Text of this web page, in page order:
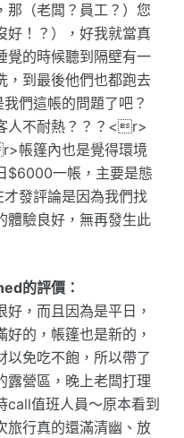
那（老闆？員工？）您
好！？），好我就當真
覺的時候聽到隔壁有一
，到最後他們也都跑去
們這帳的問題了吧？
人不耐熱？？？<r>
帳篷內也是覺得環境
$6000一帳，主要是態
發評論是因為我們找
體驗良好，無再發生此
的評價：
，而且因為是平日，
的，帳篷也是新的，
以免吃不飽，所以帶了
露營區，晚上老闆打理
call值班人員～原本看到
旅行真的還滿清幽、放